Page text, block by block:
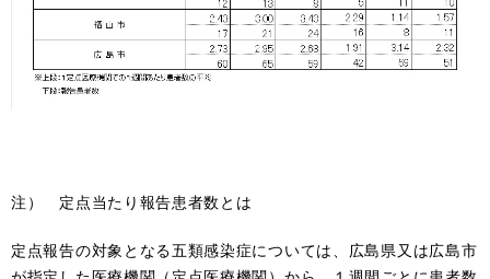
注） 定点当たり報告患者数とは
定点報告の対象となる五類感染症については、広島県又は広島市